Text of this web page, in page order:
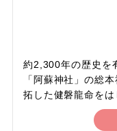
幅広いアクティビ
で、阿蘇の雄大な
約2,300年の歴史を
「阿蘇神社」の総
拓した健磐龍命を
です。社殿群は、
の寄進によって再